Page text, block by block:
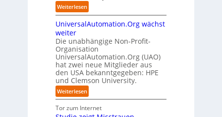
t
z
a
f
a
c
t
o
r
y
-
A
u
s
b
a
e
n
n
D
e
u
t
s
c
h
l
a
n
t
f
r
p
r
a
x
i
s
n
a
e
b
l
i
c
k
t
a
u
f
d
i
e
Z
u
Weiterlesen:
S
o
i
d
S
y
s
t
e
m
T
e
UniversalAutomation.Org wächst
weiter
Die unabhängige Non-Profit-
Organisation
UniversalAutomation.Org (UAO)
hat zwei neue Mitglieder aus
den USA bekanntgegeben: HPE
und Clemson University.
Weiterlesen:
U
n
Tor zum Internet